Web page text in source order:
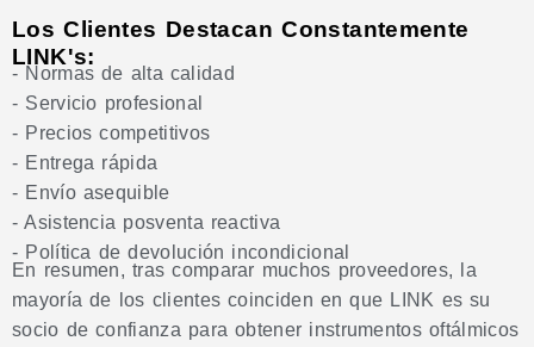
Los Clientes Destacan Constantemente
LINK's:
- Normas de alta calidad
- Servicio profesional
- Precios competitivos
- Entrega rápida
- Envío asequible
- Asistencia posventa reactiva
- Política de devolución incondicional
En resumen, tras comparar muchos proveedores, la
mayoría de los clientes coinciden en que LINK es su
socio de confianza para obtener instrumentos oftálmicos